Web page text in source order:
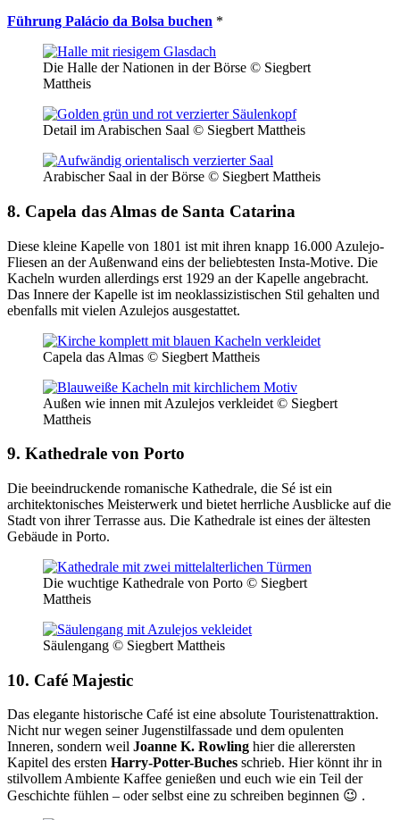
Führung Palácio da Bolsa buchen *
Die Halle der Nationen in der Börse © Siegbert
Mattheis
Detail im Arabischen Saal © Siegbert Mattheis
Arabischer Saal in der Börse © Siegbert Mattheis
8. Capela das Almas de Santa Catarina
Diese kleine Kapelle von 1801 ist mit ihren knapp 16.000 Azulejo-
Fliesen an der Außenwand eins der beliebtesten Insta-Motive. Die
Kacheln wurden allerdings erst 1929 an der Kapelle angebracht.
Das Innere der Kapelle ist im neoklassizistischen Stil gehalten und
ebenfalls mit vielen Azulejos ausgestattet.
Capela das Almas © Siegbert Mattheis
Außen wie innen mit Azulejos verkleidet © Siegbert
Mattheis
9. Kathedrale von Porto
Die beeindruckende romanische Kathedrale, die Sé ist ein
architektonisches Meisterwerk und bietet herrliche Ausblicke auf die
Stadt von ihrer Terrasse aus. Die Kathedrale ist eines der ältesten
Gebäude in Porto.
Die wuchtige Kathedrale von Porto © Siegbert
Mattheis
Säulengang © Siegbert Mattheis
10. Café Majestic
Das elegante historische Café ist eine absolute Touristenattraktion.
Nicht nur wegen seiner Jugenstilfassade und dem opulenten
Inneren, sondern weil Joanne K. Rowling hier die allerersten
Kapitel des ersten Harry-Potter-Buches schrieb. Hier könnt ihr in
stilvollem Ambiente Kaffee genießen und euch wie ein Teil der
Geschichte fühlen – oder selbst eine zu schreiben beginnen 😉 .